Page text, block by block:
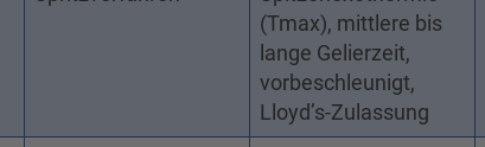
(Tmax), mittlere bis
lange Gelierzeit,
vorbeschleunigt,
Lloyd’s-Zulassung